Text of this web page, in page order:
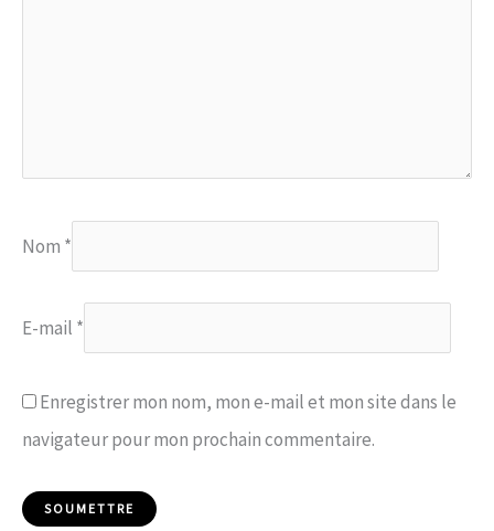
Nom *
E-mail *
Enregistrer mon nom, mon e-mail et mon site dans le
navigateur pour mon prochain commentaire.